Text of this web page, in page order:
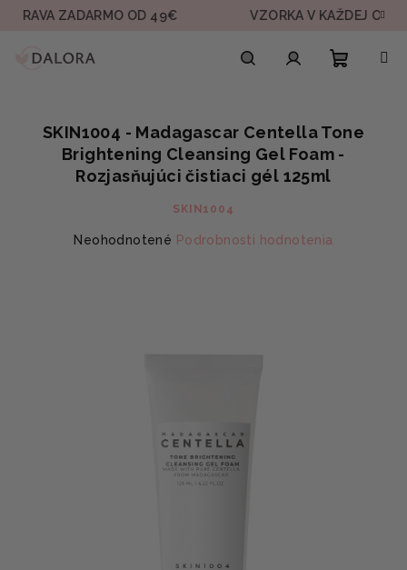
Prejsť
ZADARMO OD 49€ VZORKA V KAŽDEJ
košík
SKIN1004 - Madagascar Centella Tone
Brightening Cleansing Gel Foam -
Rozjasňujúci čistiaci gél 125ml
SKIN1004
Priemerné
Neohodnotené Podrobnosti hodnotenia